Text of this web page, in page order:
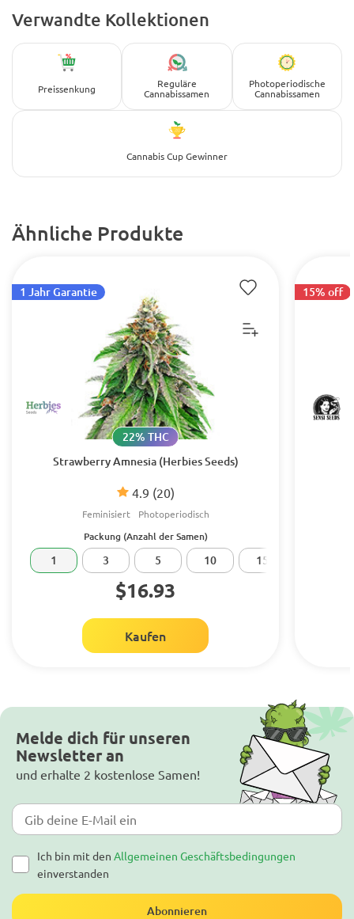
Verwandte Kollektionen
Preissenkung
Reguläre
Cannabissamen
Photoperiodische
Cannabissamen
Cannabis Cup Gewinner
Ähnliche Produkte
Strawberry Amnesia (Herbies Seeds)
4.9 (20)
22% THC
Feminisiert Photoperiodisch
1 Jahr Garantie
Packung (Anzahl der Samen)
1 3 5 10 15
$16.93
Kaufen
15% off
Melde dich für unseren
Newsletter an
und erhalte 2 kostenlose Samen!
Ich bin mit den Allgemeinen Geschäftsbedingungen
einverstanden
Abonnieren